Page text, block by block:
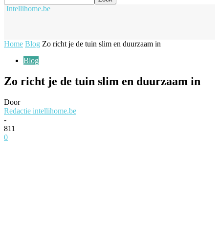
Intellihome.be
Home Blog Zo richt je de tuin slim en duurzaam in
Blog
Zo richt je de tuin slim en duurzaam in
Door
Redactie intellihome.be
-
811
0